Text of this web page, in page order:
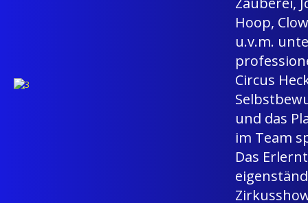
Hoop,
u.v.m.
Circus
und das
im Team
Das